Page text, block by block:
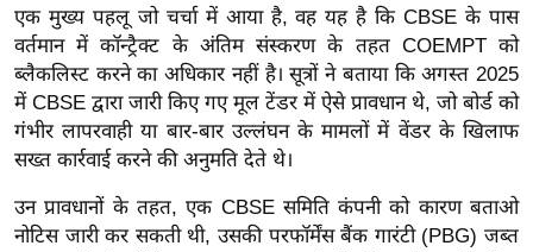
हि
त्य
ज
ग
त
ऑ
टो
व
एक मुख्य पहलू जो चर्चा में आया है, वह यह है कि CBSE के पास
वर्तमान में कॉन्ट्रैक्ट के अंतिम संस्करण के तहत COEMPT को
ब्लैकलिस्ट करने का अधिकार नहीं है। सूत्रों ने बताया कि अगस्त 2025
में CBSE द्वारा जारी किए गए मूल टेंडर में ऐसे प्रावधान थे, जो बोर्ड को
गंभीर लापरवाही या बार-बार उल्लंघन के मामलों में वेंडर के खिलाफ
सख्त कार्रवाई करने की अनुमति देते थे।
उन प्रावधानों के तहत, एक CBSE समिति कंपनी को कारण बताओ
नोटिस जारी कर सकती थी, उसकी परफॉर्मेंस बैंक गारंटी (PBG) जब्त